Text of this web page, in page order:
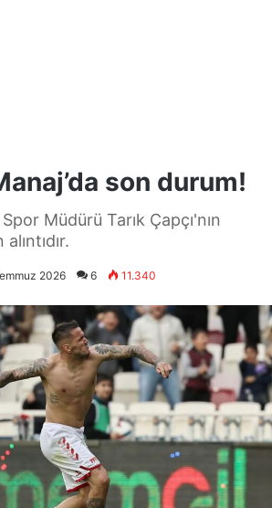
son durum!
Müdürü Tarık Çapçı'nın
2026 6 11.340